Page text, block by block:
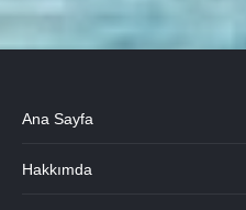
Ana Sayfa
Hakkımda